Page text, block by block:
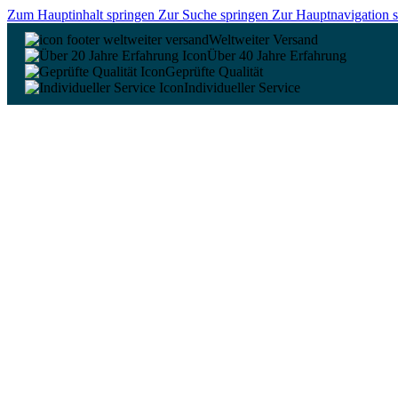
Zum Hauptinhalt springen Zur Suche springen Zur Hauptnavigation
Weltweiter Versand
Über 40 Jahre Erfahrung
Geprüfte Qualität
Individueller Service